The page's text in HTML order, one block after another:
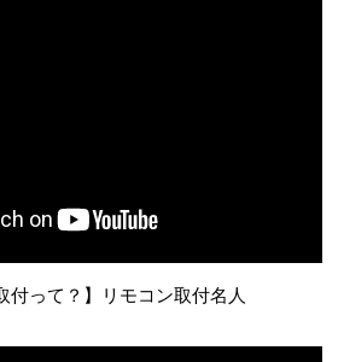
付って？】リモコン取付名人